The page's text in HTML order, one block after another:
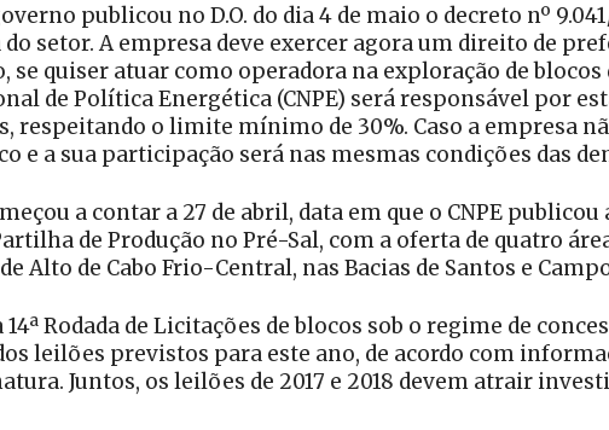
publicou no D.O. do dia 4 de maio o decreto nº
setor. A empresa deve exercer agora um direito de
se quiser atuar como operadora na exploração de
de Política Energética (CNPE) será responsável por
respeitando o limite mínimo de 30%. Caso a empresa
e a sua participação será nas mesmas condições das
a contar a 27 de abril, data em que o CNPE
de Produção no Pré-Sal, com a oferta de quatro
Alto de Cabo Frio-Central, nas Bacias de Santos e
Rodada de Licitações de blocos sob o regime de
leilões previstos para este ano, de acordo com
Juntos, os leilões de 2017 e 2018 devem atrair